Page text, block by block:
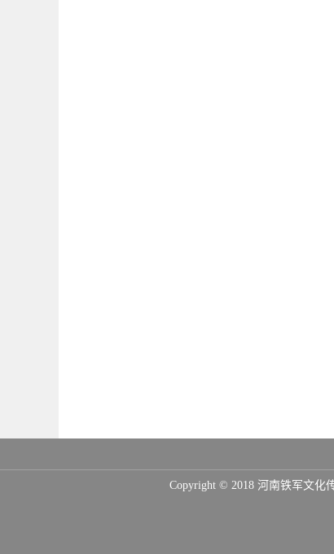
Copyright © 2018 河南铁军文化